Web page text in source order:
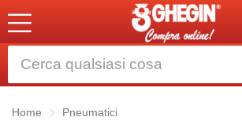
Home Pneumatici